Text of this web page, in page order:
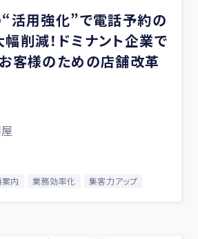
活用強化”で電話予約の
削減！ドミナント企業で
客様のための店舗改革
内 業務効率化 集客力アップ